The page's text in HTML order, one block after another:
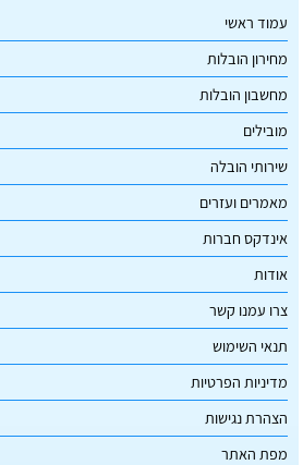
עמוד ראשי
מחירון הובלות
מחשבון הובלות
מובילים
שירותי הובלה
מאמרים ועזרים
אינדקס חברות
אודות
צרו עמנו קשר
תנאי השימוש
מדיניות הפרטיות
הצהרת נגישות
מפת האתר